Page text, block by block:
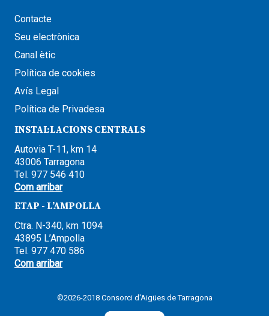
Contacte
Seu electrònica
Canal ètic
Política de cookies
Avís Legal
Política de Privadesa
INSTAL·LACIONS CENTRALS
Autovia T-11, km 14
43006 Tarragona
Tel. 977 546 410
Com arribar
ETAP - L’AMPOLLA
Ctra. N-340, km 1094
43895 L’Ampolla
Tel. 977 470 586
Com arribar
©2026-2018 Consorci d'Aigües de Tarragona